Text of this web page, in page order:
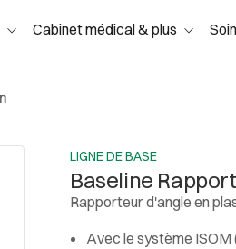
Cabinet médical & plus
LIGNE DE BASE
Baseline
Rapporteur d'angle en
Avec le système